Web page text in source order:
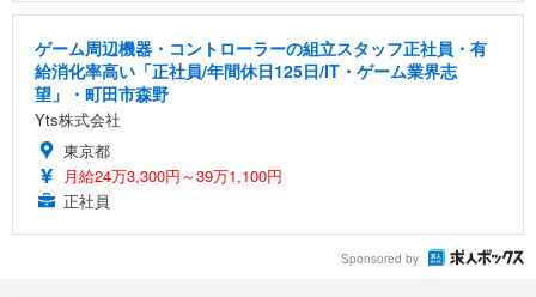
ゲーム周辺機器・コントローラーの組立スタッフ正社員・有
給消化率高い「正社員/年間休日125日/IT・ゲーム業界志
望」・町田市森野
Yts株式会社
東京都
月給24万3,300円～39万1,100円
正社員
Sponsored by